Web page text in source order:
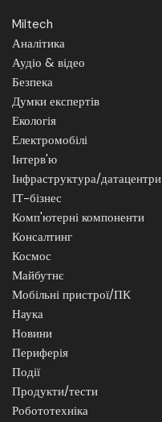
Miltech
Аналітика
Аудіо & відео
Безпека
Думки експертів
Екологія
Електромобілі
Інтерв'ю
Інфраструктура/датацентри
ІТ-бізнес
Комп'ютерні компоненти
Консалтинг
Космос
Майбутнє
Мобільні пристрої/ПК
Наука
Новини
Периферія
Події
Продукти/тести
Робототехніка